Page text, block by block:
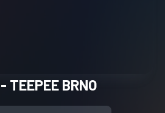
TEEPEE BRNO